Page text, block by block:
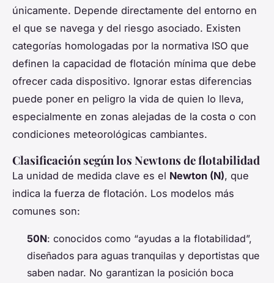
únicamente. Depende directamente del entorno en
el que se navega y del riesgo asociado. Existen
categorías homologadas por la normativa ISO que
definen la capacidad de flotación mínima que debe
ofrecer cada dispositivo. Ignorar estas diferencias
puede poner en peligro la vida de quien lo lleva,
especialmente en zonas alejadas de la costa o con
condiciones meteorológicas cambiantes.
Clasificación según los Newtons de flotabilidad
La unidad de medida clave es el Newton (N), que
indica la fuerza de flotación. Los modelos más
comunes son:
50N: conocidos como “ayudas a la flotabilidad”,
diseñados para aguas tranquilas y deportistas que
saben nadar. No garantizan la posición boca